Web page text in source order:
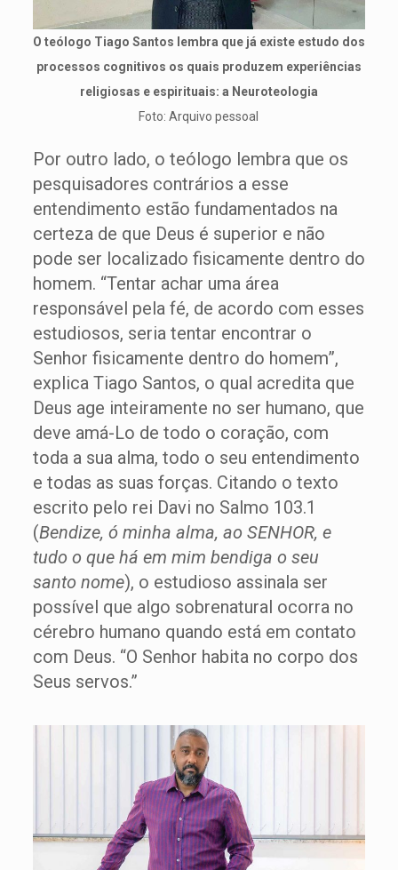
O teólogo Tiago Santos lembra que já existe estudo dos
processos cognitivos os quais produzem experiências
religiosas e espirituais: a Neuroteologia
Foto: Arquivo pessoal
Por outro lado, o teólogo lembra que os
pesquisadores contrários a esse
entendimento estão fundamentados na
certeza de que Deus é superior e não
pode ser localizado fisicamente dentro do
homem. “Tentar achar uma área
responsável pela fé, de acordo com esses
estudiosos, seria tentar encontrar o
Senhor fisicamente dentro do homem”,
explica Tiago Santos, o qual acredita que
Deus age inteiramente no ser humano, que
deve amá-Lo de todo o coração, com
toda a sua alma, todo o seu entendimento
e todas as suas forças. Citando o texto
escrito pelo rei Davi no Salmo 103.1
(Bendize, ó minha alma, ao SENHOR, e
tudo o que há em mim bendiga o seu
santo nome), o estudioso assinala ser
possível que algo sobrenatural ocorra no
cérebro humano quando está em contato
com Deus. “O Senhor habita no corpo dos
Seus servos.”